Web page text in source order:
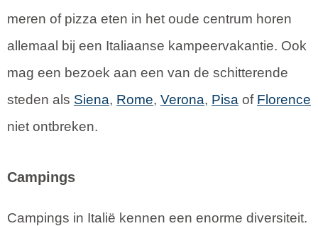
meren of pizza eten in het oude centrum horen
allemaal bij een Italiaanse kampeervakantie. Ook
mag een bezoek aan een van de schitterende
steden als Siena, Rome, Verona, Pisa of Florence
niet ontbreken.
Campings
Campings in Italië kennen een enorme diversiteit.